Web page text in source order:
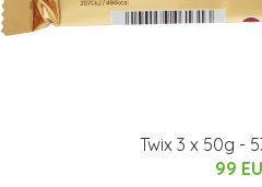
Twix 3 x 50g -
99